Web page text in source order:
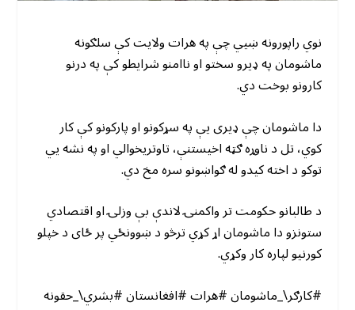
نوي راپورونه ښیي چې په هرات ولایت کې سلګونه
ماشومان په ډیرو سختو او ناامنو شرایطو کې په درنو
کارونو بوخت دي.
دا ماشومان چې ډیری یې په سړکونو او پارکونو کې کار
کوي، تل د ناوړه ګټه اخیستنې، تاوتریخوالي او په نشه یي
توکو د اخته کیدو له ګواښونو سره مخ دي.
د طالبانو حکومت تر واکمنۍ لاندې بې وزلۍ او اقتصادي
ستونزو دا ماشومان اړ کړي ترڅو د ښوونځي پر ځای د خپلو
کورنیو لپاره کار وکړي.
#کارګر\_ماشومان #هرات #افغانستان #بشري\_حقونه